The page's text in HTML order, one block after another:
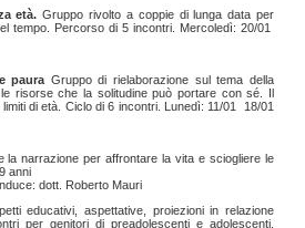
età.Gruppo rivolto a coppie di lunga data per
tempo. Percorso di 5 incontri. Mercoledì: 20/01
paura Gruppo di rielaborazione sul tema della
risorse che la solitudine può portare con sé. Il
di età. Ciclo di 6 incontri. Lunedì: 11/01 18/01
la narrazione per affrontare la vita e sciogliere le
anni
dott. Roberto Mauri
educativi, aspettative, proiezioni in relazione
per genitori di preadolescenti e adolescenti.